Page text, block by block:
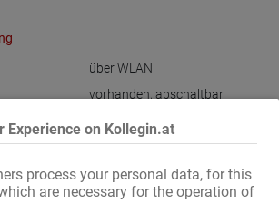
Experience on Kollegin.at
process your personal data, for this
are necessary for the operation of
über WLAN
vorhanden, abschaltbar
vorhanden
SAT-TV
Waschmaschine,Trockner,
Aufenthaltsraum